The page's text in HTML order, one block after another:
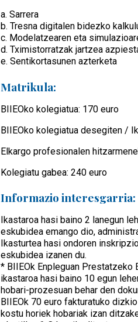
a. Sarrera
b. Tresna digitalen bidezko
c. Modelatzearen eta
d. Tximistorratzak jartzea
e. Sentikortasunen azterketa
Matrikula:
BIIEOko kolegiatua: 170 euro
BIIEOko kolegiatua desegiten /
Elkargo profesionalen
Kolegiatu gabea: 240 euro
Informazio interesgarria:
Ikastaroa hasi baino 2 lanegun
eskubidea emango dio,
Ikasturtea hasi ondoren
eskubidea izanen du.
* BIIEOk Enpleguan Prestatzeko
ikastaroa hasi baino 10 egun
hobari-prozesuan behar den
BIIEOk 70 euro fakturatuko
kostu horiek hobariak izan